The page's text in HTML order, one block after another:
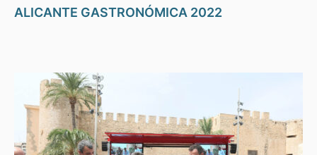
ALICANTE GASTRONÓMICA 2022